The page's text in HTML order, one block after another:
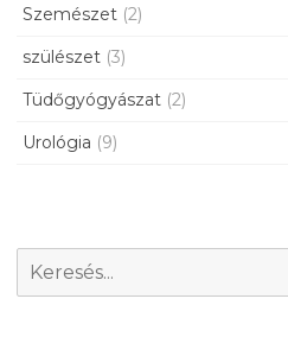
Szemészet (2)
szülészet (3)
Tüdőgyógyászat (2)
Urológia (9)